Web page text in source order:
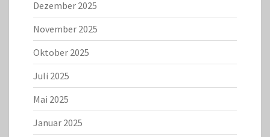
Dezember 2025
November 2025
Oktober 2025
Juli 2025
Mai 2025
Januar 2025